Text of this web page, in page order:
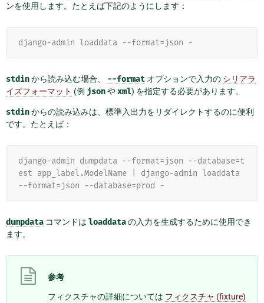
ンを使用します。たとえば下記のようにします：
django-admin loaddata --format=json -
stdinから読み込む場合、 --format オプションで入力の シリアラ
イズフォーマット (例 jsonやxml) を指定する必要があります。
stdinからの読み込みは、標準入出力をリダイレクトするのに便利
です。たとえば：
django-admin dumpdata --format=json --database=t
est app_label.ModelName | django-admin loaddata
--format=json --database=prod -
dumpdata コマンドは loaddataの入力を生成するために使用でき
ます。
参考
フィクスチャの詳細については フィクスチャ (fixture)